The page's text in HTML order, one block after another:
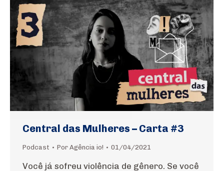
Central das Mulheres – Carta #3
Podcast Por Agência io! 01/04/2021
Você já sofreu violência de gênero. Se você